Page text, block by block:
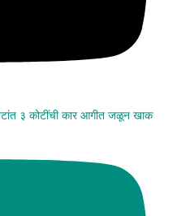
३ कोटींची कार आगीत जळून खाक